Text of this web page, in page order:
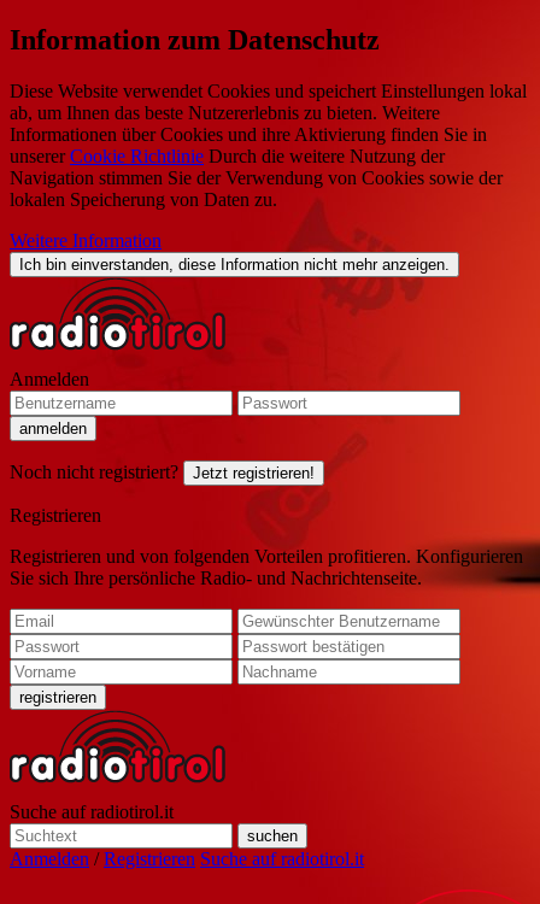
Information zum Datenschutz
Diese Website verwendet Cookies und speichert Einstellungen lokal
ab, um Ihnen das beste Nutzererlebnis zu bieten. Weitere
Informationen über Cookies und ihre Aktivierung finden Sie in
unsererCookie Richtlinie Durch die weitere Nutzung der
Navigation stimmen Sie der Verwendung von Cookies sowie der
lokalen Speicherung von Daten zu.
Weitere Information
Ich bin einverstanden, diese Information nicht mehr anzeigen.
Anmelden
Noch nicht registriert? Jetzt registrieren!
Registrieren
Registrieren und von folgenden Vorteilen profitieren. Konfigurieren
Sie sich Ihre persönliche Radio- und Nachrichtenseite.
Suche auf radiotirol.it
Anmelden /Registrieren Suche auf radiotirol.it